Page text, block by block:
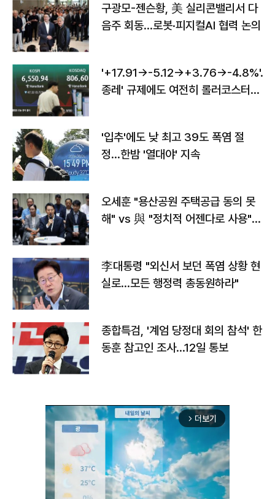
구광모-젠슨황, 美 실리콘밸리서 다
음주 회동…로봇·피지컬AI 협력 논의
'+17.91→-5.12→+3.76→-4.8%'…'
종레' 규제에도 여전히 롤러코스터
'입추'에도 낮 최고 39도 폭염 절
정…한밤 '열대야' 지속
오세훈 "용산공원 주택공급 동의 못
해" vs 與 "정치적 어젠다로 사용"
李대통령 "외신서 보던 폭염 상황 현
실로…모든 행정력 총동원하라"
종합특검, '계엄 당정대 회의 참석' 한
동훈 참고인 조사...12일 통보
arrow_forward_ios 더보기